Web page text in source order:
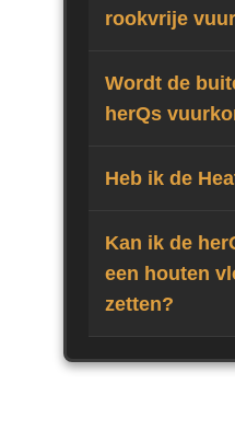
rookvrije
Wordt de
herQs
Heb ik de
Kan ik de
een houten
zetten?